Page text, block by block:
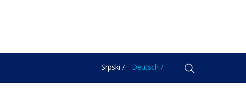
Srpski / Deutsch /